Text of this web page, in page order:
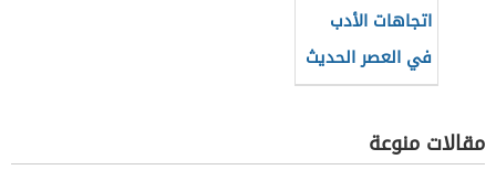
اتجاهات الأدب
في العصر الحديث
مقالات منوعة